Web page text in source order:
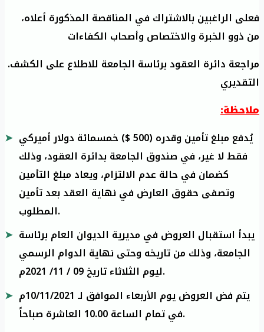
،فعلى الراغبين بالاشتراك في المناقصة المذكورة أعلاه
من ذوو الخبرة والاختصاص وأصحاب الكفاءات
.مراجعة دائرة العقود برئاسة الجامعة للاطلاع على الكشف
التقديري
:ملاحظة
يُدفع مبلغ تأمين وقدره (500 $) خمسمائة دولار أميركي
فقط لا غير، في صندوق الجامعة بدائرة العقود، وذلك
كضمان في حالة عدم الالتزام، ويعاد مبلغ التأمين
وتصفى حقوق العارض في نهاية العقد بعد تأمين
المطلوب.
يبدأ استقبال العروض في مديرية الديوان العام برئاسة
الجامعة، وذلك من تاريخه وحتى نهاية الدوام الرسمي
ليوم الثلاثاء تاريخ 09 / 11/ 2021م.
يتم فض العروض يوم الأربعاء الموافق لـ 10/11/2021م
في تمام الساعة 10.00 العاشرة صباحاً.